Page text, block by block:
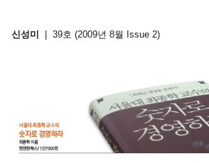
신성미 39호 (2009년 8월 Issue 2)